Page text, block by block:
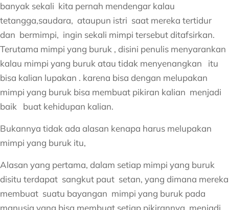
banyak sekali kita pernah mendengar kalau
tetangga,saudara, ataupun istri saat mereka tertidur
dan bermimpi, ingin sekali mimpi tersebut ditafsirkan.
Terutama mimpi yang buruk , disini penulis menyarankan
kalau mimpi yang buruk atau tidak menyenangkan itu
bisa kalian lupakan . karena bisa dengan melupakan
mimpi yang buruk bisa membuat pikiran kalian menjadi
baik buat kehidupan kalian.
Bukannya tidak ada alasan kenapa harus melupakan
mimpi yang buruk itu,
Alasan yang pertama, dalam setiap mimpi yang buruk
disitu terdapat sangkut paut setan, yang dimana mereka
membuat suatu bayangan mimpi yang buruk pada